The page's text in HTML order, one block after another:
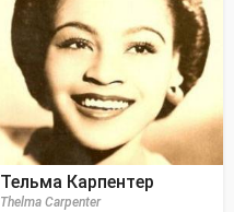
Тельма Карпентер
Thelma Carpenter